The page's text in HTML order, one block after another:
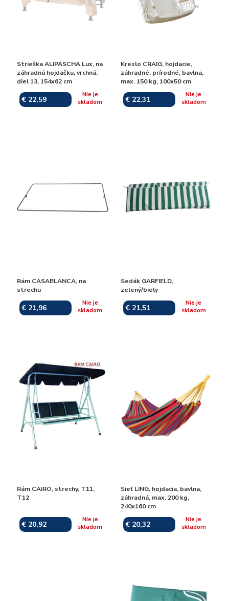
Strieška ALIPASCHA Lux, na
záhradnú hojdačku, vrchná,
diel 13, 154x62 cm
€ 22,59
Nie je
skladom
Kreslo CRAIG, hojdacie,
záhradné, prírodné, bavlna,
max. 150 kg, 100x50 cm
€ 22,31
Nie je
skladom
Rám CASABLANCA, na
strechu
€ 21,96
Nie je
skladom
Sedák GARFIELD,
zelený/biely
€ 21,51
Nie je
skladom
Rám CAIRO, strechy, T11,
T12
€ 20,92
Nie je
skladom
Sieť LING, hojdacia, bavlna,
záhradná, max. 200 kg,
240x160 cm
€ 20,32
Nie je
skladom